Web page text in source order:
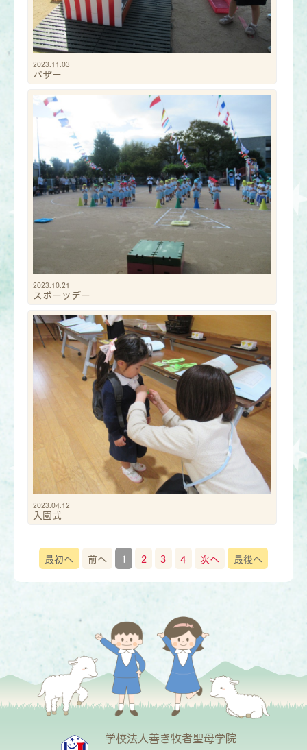
2023.11.03
バザー
2023.10.21
スポーツデー
2023.04.12
入園式
最初へ 前へ 1 2 3 4 次へ 最後へ
学校法人善き牧者聖母学院